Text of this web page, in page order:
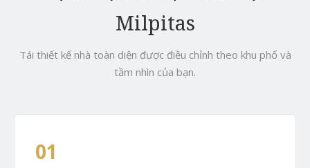
Milpitas
Tái thiết kế nhà toàn diện được điều chỉnh theo khu phố và
tầm nhìn của bạn.
01